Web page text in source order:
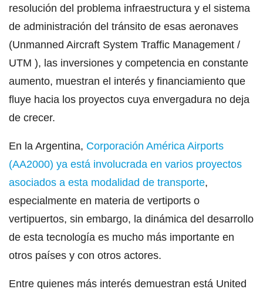
resolución del problema infraestructura y el sistema
de administración del tránsito de esas aeronaves
(Unmanned Aircraft System Traffic Management /
UTM ), las inversiones y competencia en constante
aumento, muestran el interés y financiamiento que
fluye hacia los proyectos cuya envergadura no deja
de crecer.
En la Argentina, Corporación América Airports
(AA2000) ya está involucrada en varios proyectos
asociados a esta modalidad de transporte,
especialmente en materia de vertiports o
vertipuertos, sin embargo, la dinámica del desarrollo
de esta tecnología es mucho más importante en
otros países y con otros actores.
Entre quienes más interés demuestran está United